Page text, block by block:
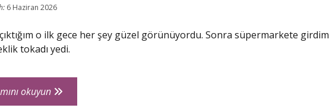
6 Haziran 2026
çıktığım o ilk gece her şey güzel görünüyordu. Sonra süpermarkete girdim
tokadı yedi.
okuyunAmerika’da
İlk